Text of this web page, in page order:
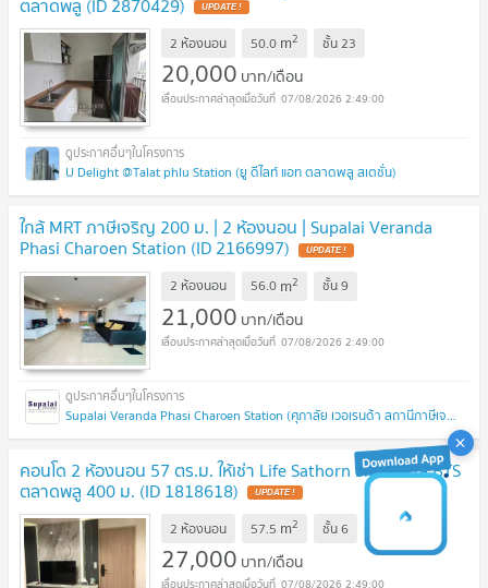
UPDATE !
2 ห้องนอน 50.0 m2 ชั้น23
20,000 บาท/เดือน
07/08/2026 2:49:00
U Delight @Talat phlu Station (ยู ดีไลท์ แอท ตลาดพลู สเตชั่น)
ใกล้ MRT ภาษีเจริญ 200 ม. | 2 ห้องนอน | Supalai Veranda
Phasi Charoen Station (ID 2166997) UPDATE !
2 ห้องนอน 56.0 m2 ชั้น9
21,000 บาท/เดือน
07/08/2026 2:49:00
Supalai Veranda Phasi Charoen Station (ศุภาลัย เวอเรนด้า สถานีภาษีเจริญ)
คอนโด 2 ห้องนอน 57 ตร.ม. ให้เช่า Life Sathorn Sierra ใกล้ BTS
ตลาดพลู 400 ม. (ID 1818618) UPDATE !
2 ห้องนอน 57.5 m2 ชั้น6
27,000 บาท/เดือน